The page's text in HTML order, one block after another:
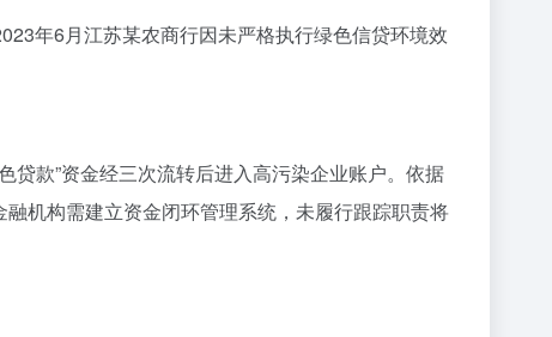
年6月江苏某农商行因未严格执行绿色信贷环境效
贷款”资金经三次流转后进入高污染企业账户。依据
融机构需建立资金闭环管理系统，未履行跟踪职责将